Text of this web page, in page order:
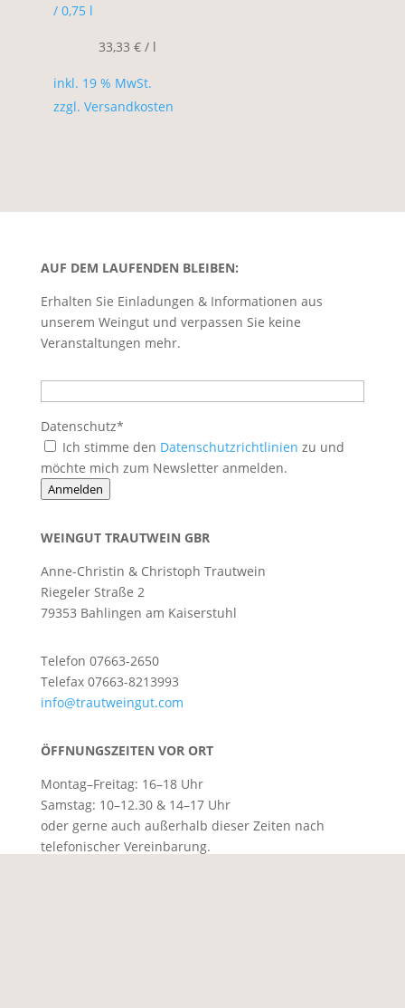
/ 0,75 l
33,33€ / l
inkl. 19 % MwSt.
zzgl. Versandkosten
AUF DEM LAUFENDEN BLEIBEN:
Erhalten Sie Einladungen & Informationen aus
unserem Weingut und verpassen Sie keine
Veranstaltungen mehr.
Datenschutz*
Ich stimme den Datenschutzrichtlinien zu und
möchte mich zum Newsletter anmelden.
Anmelden
WEINGUT TRAUTWEIN GBR
Anne-Christin & Christoph Trautwein
Riegeler Straße 2
79353 Bahlingen am Kaiserstuhl
Telefon 07663-2650
Telefax 07663-8213993
info@trautweingut.com
ÖFFNUNGSZEITEN VOR ORT
Montag–Freitag: 16–18 Uhr
Samstag: 10–12.30 & 14–17 Uhr
oder gerne auch außerhalb dieser Zeiten nach
telefonischer Vereinbarung.